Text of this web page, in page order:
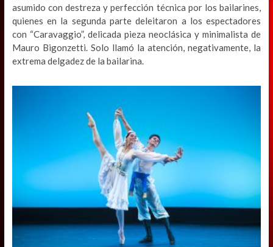
asumido con destreza y perfección técnica por los bailarines,
quienes en la segunda parte deleitaron a los espectadores
con “Caravaggio”, delicada pieza neoclásica y minimalista de
Mauro Bigonzetti. Solo llamó la atención, negativamente, la
extrema delgadez de la bailarina.